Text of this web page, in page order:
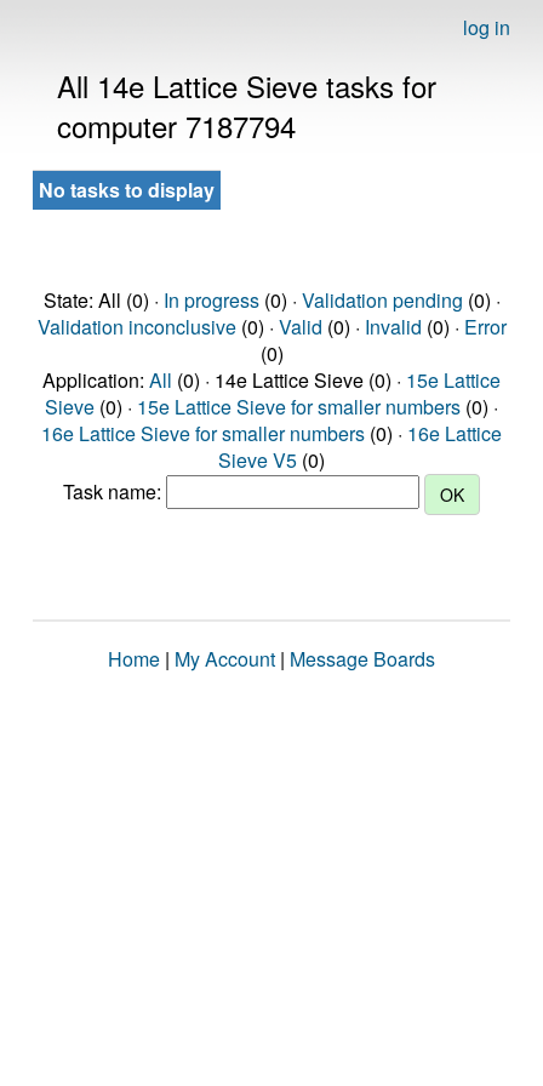
log in
All 14e Lattice Sieve tasks for
computer 7187794
No tasks to display
State: All (0) · In progress(0) · Validation pending (0) ·
Validation inconclusive(0) · Valid (0) · Invalid (0) · Error
(0)
Application: All (0) · 14e Lattice Sieve (0) · 15e Lattice
Sieve (0) · 15e Lattice Sieve for smaller numbers (0) ·
16e Lattice Sieve for smaller numbers (0) · 16e Lattice
Sieve V5 (0)
Task name:
Home | My Account | Message Boards